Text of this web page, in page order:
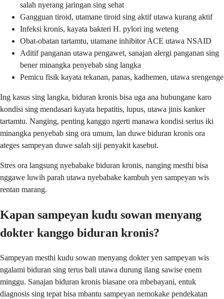
salah nyerang jaringan sing sehat
Gangguan tiroid, utamane tiroid sing aktif utawa kurang aktif
Infeksi kronis, kayata bakteri H. pylori ing weteng
Obat-obatan tartamtu, utamane inhibitor ACE utawa NSAID
Aditif panganan utawa pengawet, sanajan alergi panganan sing
bener minangka penyebab sing langka
Pemicu fisik kayata tekanan, panas, kadhemen, utawa srengenge
Ing kasus sing langka, biduran kronis bisa uga ana hubungane karo
kondisi sing mendasari kayata hepatitis, lupus, utawa jinis kanker
tartamtu. Nanging, penting kanggo ngerti manawa kondisi serius iki
minangka penyebab sing ora umum, lan duwe biduran kronis ora
ateges sampeyan duwe salah siji penyakit kasebut.
Stres ora langsung nyebabake biduran kronis, nanging mesthi bisa
nggawe luwih parah utawa nyebabake kambuh yen sampeyan wis
rentan marang.
Kapan sampeyan kudu sowan menyang
dokter kanggo biduran kronis?
Sampeyan mesthi kudu sowan menyang dokter yen sampeyan wis
ngalami biduran sing terus bali utawa durung ilang sawise enem
minggu. Sanajan biduran kronis biasane ora mbebayani, entuk
diagnosis sing tepat bisa mbantu sampeyan nemokake pendekatan